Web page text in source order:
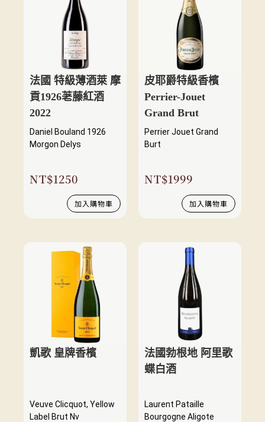
法國 特級薄酒萊 摩
貢1926荖藤紅酒
2022
Daniel Bouland 1926
Morgon Delys
NT$1250
加入購物車
皮耶爵特級香檳
Perrier-Jouet
Grand Brut
Perrier Jouet Grand
Burt
NT$1999
加入購物車
凱歌 皇牌香檳
Veuve Clicquot, Yellow
Label Brut Nv
法國勃根地 阿里歌
蝶白酒
Laurent Pataille
Bourgogne Aligote